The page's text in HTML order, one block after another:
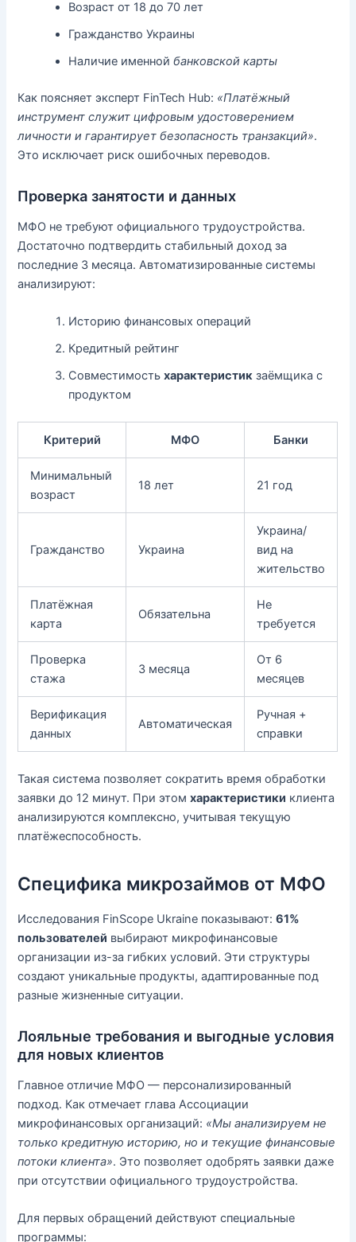
Возраст от 18 до 70 лет
Гражданство Украины
Наличие именнойбанковской карты
Как поясняет эксперт FinTech Hub: «Платёжный
инструмент служит цифровым удостоверением
личности и гарантирует безопасность транзакций».
Это исключает риск ошибочных переводов.
Проверка занятости и данных
МФО не требуют официального трудоустройства.
Достаточно подтвердить стабильный доход за
последние 3 месяца. Автоматизированные системы
анализируют:
Историю финансовых операций
Кредитный рейтинг
Совместимостьхарактеристик заёмщика с
продуктом
Критерий МФО Банки
Минимальный
возраст
18 лет 21 год
Гражданство Украина
Украина/
вид на
жительство
Платёжная
карта
Обязательна
Не
требуется
Проверка
стажа
3 месяца
От 6
месяцев
Верификация
данных
Автоматическая
Ручная +
справки
Такая система позволяет сократить время обработки
заявки до 12 минут. При этомхарактеристики клиента
анализируются комплексно, учитывая текущую
платёжеспособность.
Специфика микрозаймов от МФО
Исследования FinScope Ukraine показывают:61%
пользователей выбирают микрофинансовые
организации из-за гибких условий. Эти структуры
создают уникальные продукты, адаптированные под
разные жизненные ситуации.
Лояльные требования и выгодные условия
для новых клиентов
Главное отличие МФО — персонализированный
подход. Как отмечает глава Ассоциации
микрофинансовых организаций: «Мы анализируем не
только кредитную историю, но и текущие финансовые
потоки клиента». Это позволяет одобрять заявки даже
при отсутствии официального трудоустройства.
Для первых обращений действуют специальные
программы: